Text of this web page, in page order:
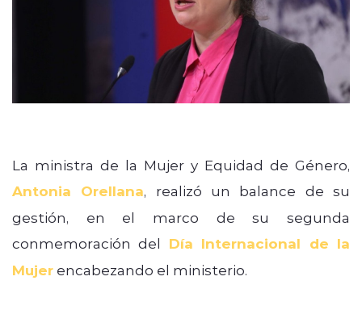
La ministra de la Mujer y Equidad de Género,
Antonia Orellana, realizó un balance de su
gestión, en el marco de su segunda
conmemoración del Día Internacional de la
Mujer encabezando el ministerio.